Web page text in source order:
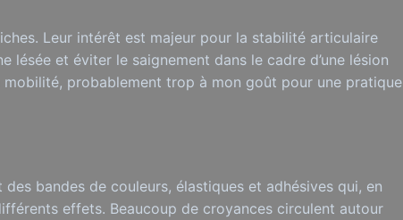
Leur intérêt est majeur pour la stabilité articulaire
lésée et éviter le saignement dans le cadre d’une lésion
probablement trop à mon goût pour une pratique
bandes de couleurs, élastiques et adhésives qui, en
effets. Beaucoup de croyances circulent autour